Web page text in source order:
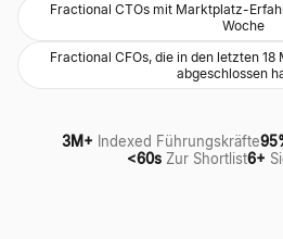
Fractional CTOs mit Marktplatz-
Woche
Fractional CFOs, die in den letzten 18
abgeschlossen
3M+ Indexed Führungskräfte
<60s Zur Shortlist6+